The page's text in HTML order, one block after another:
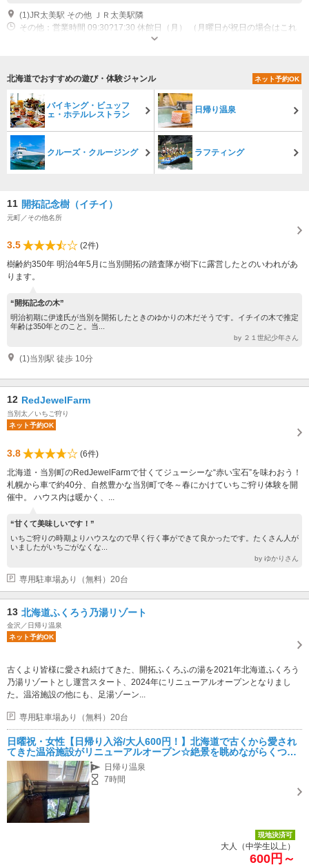
(1)JR太美駅 その他 ＪＲ太美駅隣
その他：営業時間 09:30?17:30 休館日（月） （月曜日が祝日の場合はこれ
北海道でおすすめの遊び・体験ジャンル ネット予約OK
バイキング・ビュッフ
ェ・ホテルレストラン
日帰り温泉
クルーズ・クルージング ラフティング
11 開拓記念樹（イチイ）
元町／その他名所
3.5
(2件)
樹齢約350年 明治4年5月に当別開拓の踏査隊が樹下に露営したとのいわれがあ
ります。
“開拓記念の木”
明治初期に伊達氏が当別を開拓したときのゆかりの木だそうです。イチイの木で推定
年齢は350年とのこと。当...
by ２１世紀少年さん
(1)当別駅 徒歩 10分
12 RedJewelFarm
当別太／いちご狩り
ネット予約OK
3.8
(6件)
北海道・当別町のRedJewelFarmで甘くてジューシーな“赤い宝石”を味わおう！
札幌から車で約40分、自然豊かな当別町で冬～春にかけていちご狩り体験を開
催中。 ハウス内は暖かく、...
“甘くて美味しいです！”
いちご狩りの時期よりハウスなので早く行く事ができて良かったです。たくさん人が
いましたがいちごがなくな...
by ゆかりさん
専用駐車場あり（無料）20台
13 北海道ふくろう乃湯リゾート
金沢／日帰り温泉
ネット予約OK
古くより皆様に愛され続けてきた、開拓ふくろふの湯を2021年北海道ふくろう
乃湯リゾートとし運営スタート、2024年にリニューアルオープンとなりまし
た。温浴施設の他にも、足湯ゾーン...
専用駐車場あり（無料）20台
日曜祝・女性【日帰り入浴/大人600円！】北海道で古くから愛され
てきた温浴施設がリニューアルオープン☆絶景を眺めながらくつろ
げる足湯やキッチンカー、お子様に嬉しい水遊びもあります◎ファ
ミリーにオススメ
日帰り温泉
7時間
現地決済可
大人（中学生以上）
600円～